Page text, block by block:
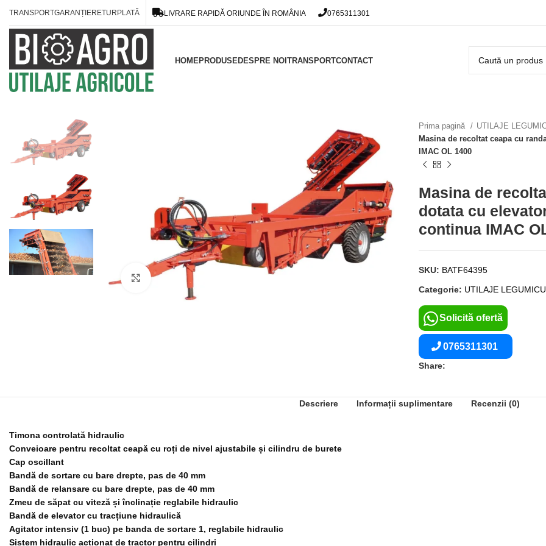
TRANSPORTGARANȚIERETURPLATĂ LIVRARE RAPIDĂ ORIUNDE ÎN ROMÂNIA 0765311301
HOMEPRODUSEDESPRE NOITRANSPORTCONTACT
Click to enlarge
Prima pagină
UTILAJE
Masina de recoltat ceapa cu
IMAC OL 1400
Masina de
dotata cu
continua IMAC
SKU: BATF64395
Categorie: UTILAJE
Solicită ofertă
0765311301
Share:
Descriere Informații suplimentare Recenzii (0)
Timona controlată hidraulic
Conveioare pentru recoltat ceapă cu roți de nivel ajustabile și cilindru de burete
Cap oscillant
Bandă de sortare cu bare drepte, pas de 40 mm
Bandă de relansare cu bare drepte, pas de 40 mm
Zmeu de săpat cu viteză și înclinație reglabile hidraulic
Bandă de elevator cu tracțiune hidraulică
Agitator intensiv (1 buc) pe banda de sortare 1, reglabile hidraulic
Sistem hidraulic acționat de tractor pentru cilindri